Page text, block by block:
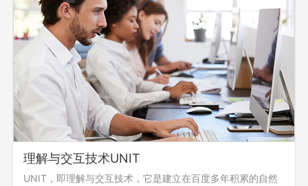
理解与交互技术UNIT
UNIT，即理解与交互技术，它是建立在百度多年积累的自然